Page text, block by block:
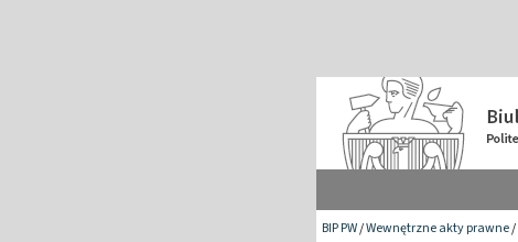
BIP PW/Wewnętrzne akty prawne/